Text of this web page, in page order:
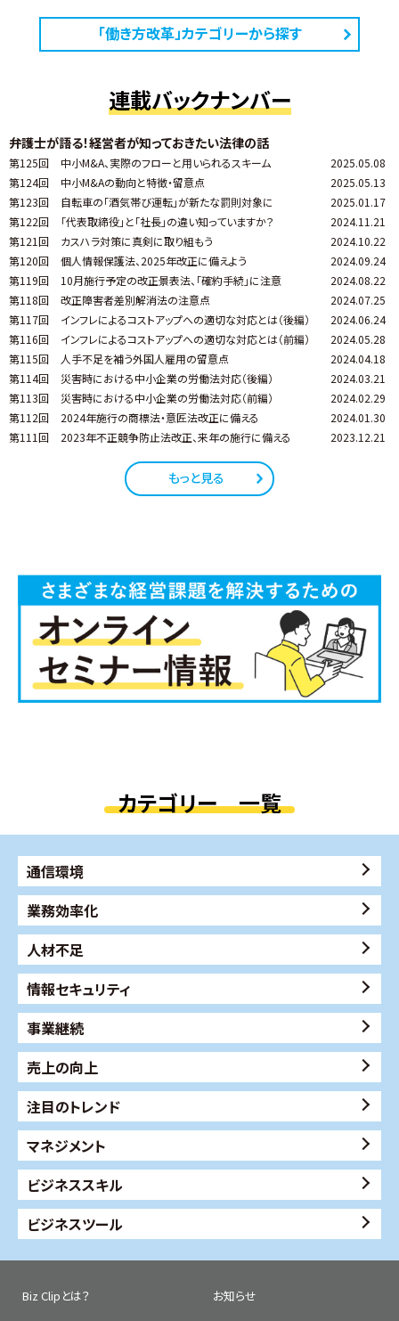
「働き方改革」カテゴリーから探す
連載バックナンバー
弁護士が語る！経営者が知っておきたい法律の話
第125回 中小M&A、実際のフローと用いられるスキーム
2025.05.08
第124回
中小M&Aの動向と特徴・留意点
2025.05.13
第123回
自転車の「酒気帯び運転」が新たな罰則対象に
2025.01.17
第122回
「代表取締役」と「社長」の違い知っていますか？
2024.11.21
第121回
カスハラ対策に真剣に取り組もう
2024.10.22
第120回
個人情報保護法、2025年改正に備えよう
2024.09.24
第119回
10月施行予定の改正景表法、「確約手続」に注意
2024.08.22
第118回
改正障害者差別解消法の注意点
2024.07.25
第117回
インフレによるコストアップへの適切な対応とは（後編）
2024.06.24
第116回
インフレによるコストアップへの適切な対応とは（前編）
2024.05.28
第115回
人手不足を補う外国人雇用の留意点
2024.04.18
第114回
災害時における中小企業の労働法対応（後編）
2024.03.21
第113回
災害時における中小企業の労働法対応（前編）
2024.02.29
第112回
2024年施行の商標法・意匠法改正に備える
2024.01.30
第111回
2023年不正競争防止法改正、来年の施行に備える 2023.12.21
もっと見る
カテゴリー 一覧
通信環境
業務効率化
人材不足
情報セキュリティ
事業継続
売上の向上
注目のトレンド
マネジメント
ビジネススキル
ビジネスツール
Biz Clipとは？ お知らせ